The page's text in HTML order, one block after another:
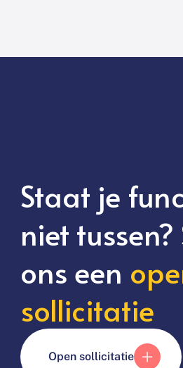
Staat je
niet tussen?
ons een
sollicitatie
Open sollicitatie